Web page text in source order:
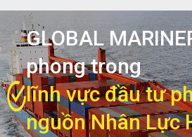
GLOBAL
phong trong
lĩnh vực đầu tư
nguồn Nhân Lực